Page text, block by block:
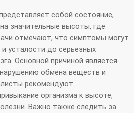
собой состояние,
значительные высоты, где
отмечают, что симптомы могут
усталости до серьезных
Основной причиной является
обмена веществ и
рекомендуют
организма к высоте,
Важно также следить за